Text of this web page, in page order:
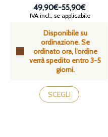
Disponibile su
ordinazione. Se
ordinato ora, l’ordine
verrà spedito entro 3-5
giorni.
49,90€-55,90€
Fascia
prezzo:
da
49,90€
a
55,90€
IVA incl., se applicabile
SCEGLI
Questo
prodotto
ha